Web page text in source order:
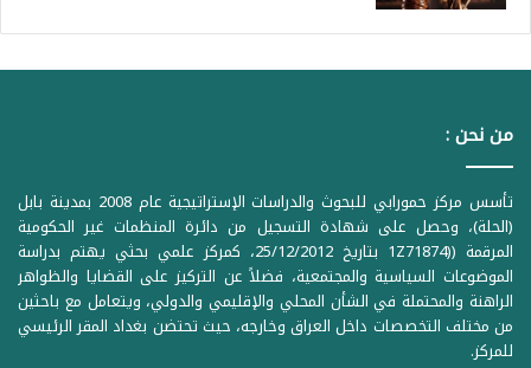
من نحن :
تأسس مركز حمورابي للبحوث والدراسات الإستراتيجية عام 2008 بمدينة بابل
(الحلة)، وحصل على شهادة التسجيل من دائرة المنظمات غير الحكومية
المرقمة ((1Z71874 بتاريخ 25/12/2012، كمركز علمي بحثي يهتم بدراسة
الموضوعات السياسية والمجتمعية، فضلاً عن التركيز على القضايا والظواهر
الراهنة والمحتملة في الشأن المحلي والإقليمي والدولي، ويتعامل مع باحثين
من مختلف التخصصات داخل العراق وخارجه، حيث تحتضن بغداد المقر الرئيسي
للمركز.